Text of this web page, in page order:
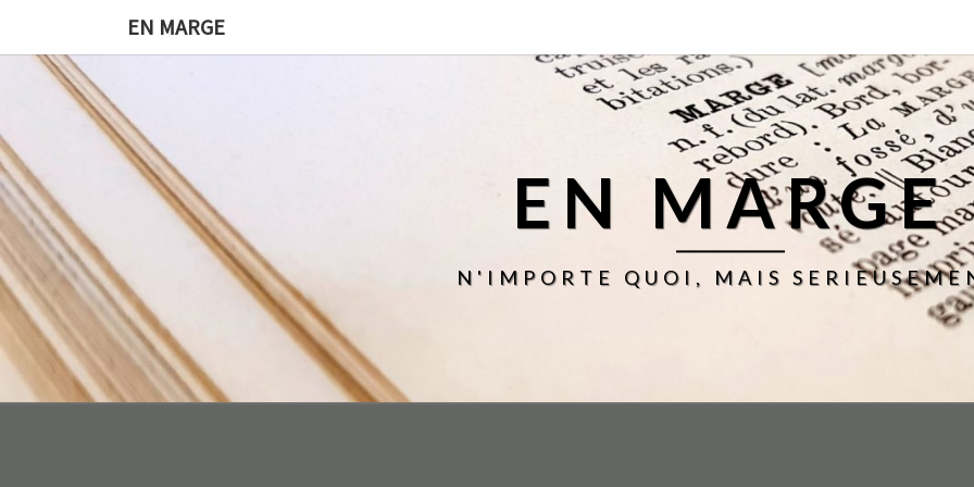
EN MARGE
EN MARGE
N'IMPORTE QUOI, MAIS